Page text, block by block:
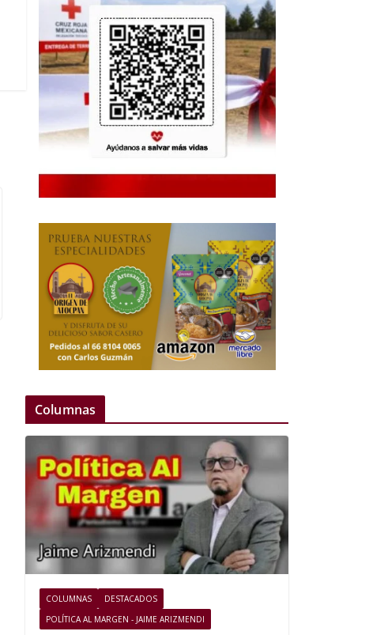
Columnas
COLUMNAS
DESTACADOS
POLÍTICA AL MARGEN - JAIME ARIZMENDI